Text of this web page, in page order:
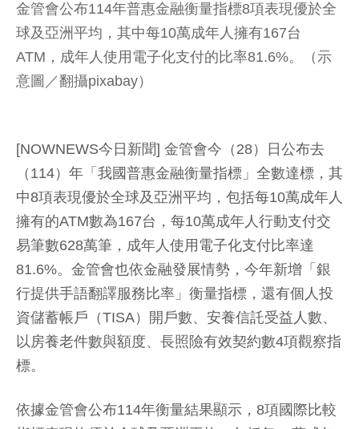
金管會公布114年普惠金融衡量指標8項表現優於全
球及亞洲平均，其中每10萬成年人擁有167台
ATM，成年人使用電子化支付的比率81.6%。（示
意圖／翻攝pixabay）
[NOWNEWS今日新聞] 金管會今（28）日公布去
（114）年「我國普惠金融衡量指標」全數達標，其
中8項表現優於全球及亞洲平均，包括每10萬成年人
擁有的ATM數為167台，每10萬成年人行動支付交
易筆數628萬筆，成年人使用電子化支付比率達
81.6%。金管會也依金融發展情勢，今年新增「銀
行提供手語翻譯服務比率」衡量指標，還有個人投
資儲蓄帳戶（TISA）開戶數、安養信託受益人數、
以房養老件數與額度、長照險有效契約數4項觀察指
標。
依據金管會公布114年衡量結果顯示，8項國際比較